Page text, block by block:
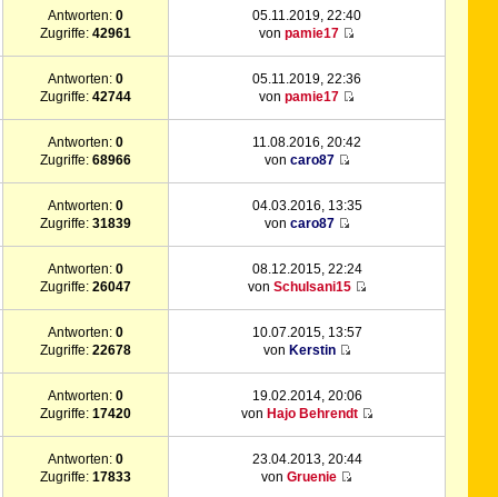
Antworten:0
Zugriffe:42961
05.11.2019, 22:40
vonpamie17
Antworten:0
Zugriffe:42744
05.11.2019, 22:36
vonpamie17
Antworten:0
Zugriffe:68966
11.08.2016, 20:42
von caro87
Antworten:0
Zugriffe:31839
04.03.2016, 13:35
von caro87
Antworten:0
Zugriffe:26047
08.12.2015, 22:24
von Schulsani15
Antworten:0
Zugriffe:22678
10.07.2015, 13:57
von Kerstin
Antworten:0
Zugriffe:17420
19.02.2014, 20:06
von Hajo Behrendt
Antworten:0
Zugriffe:17833
23.04.2013, 20:44
vonGruenie